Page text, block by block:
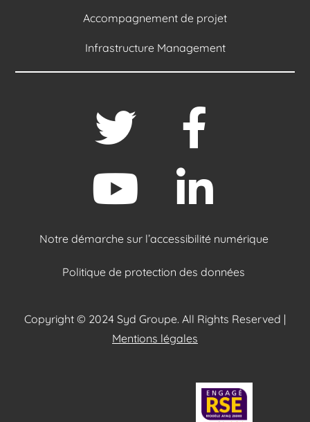
Accompagnement de projet
Infrastructure Management
Notre démarche sur l’accessibilité numérique
Politique de protection des données
Copyright © 2024 Syd Groupe. All Rights Reserved |
Mentions légales